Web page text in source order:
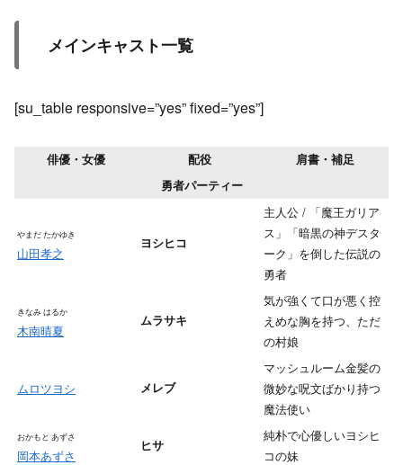
メインキャスト一覧
[su_table responsive=”yes” fixed=”yes”]
俳優・女優 配役
肩書・補足
勇者パーティー
やまだ たかゆき
山田孝之
ヨシヒコ
主人公 / 「魔王ガリア
ス」「暗黒の神デスタ
ーク」を倒した伝説の
勇者
きなみ はるか
木南晴夏
ムラサキ
気が強くて口が悪く控
えめな胸を持つ、ただ
の村娘
ムロツヨシ メレブ
マッシュルーム金髪の
微妙な呪文ばかり持つ
魔法使い
おかもと あずさ
岡本あずさ
ヒサ
純朴で心優しいヨシヒ
コの妹